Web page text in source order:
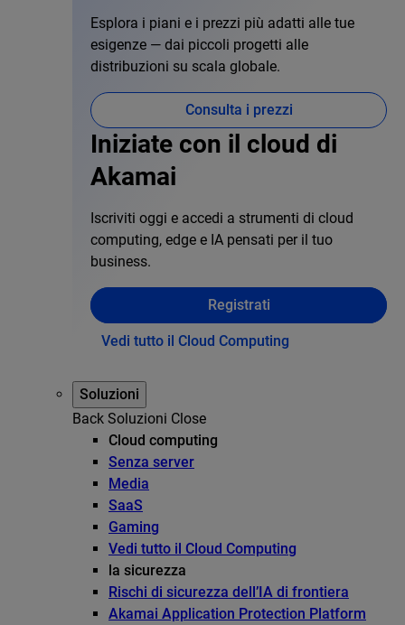
Esplora i piani e i prezzi più adatti alle tue
esigenze — dai piccoli progetti alle
distribuzioni su scala globale.
Consulta i prezzi
Iniziate con il cloud di
Akamai
Iscriviti oggi e accedi a strumenti di cloud
computing, edge e IA pensati per il tuo
business.
Registrati
Vedi tutto il Cloud Computing
Soluzioni
Back Soluzioni Close
Cloud computing
Senza server
Media
SaaS
Gaming
Vedi tutto il Cloud Computing
la sicurezza
Rischi di sicurezza dell’IA di frontiera
Akamai Application Protection Platform